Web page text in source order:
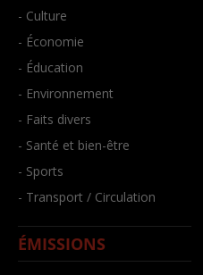
- Culture
- Économie
- Éducation
- Environnement
- Faits divers
- Santé et bien-être
- Sports
- Transport / Circulation
ÉMISSIONS